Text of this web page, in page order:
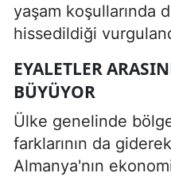
yaşam koşullarında
hissedildiği
EYALETLER
BÜYÜYOR
Ülke genelinde
farklarının da
Almanya'nın